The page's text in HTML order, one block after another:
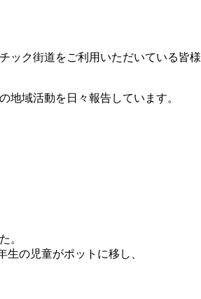
ク街道をご利用いただいている皆
地域活動を日々報告しています。
。
の児童がポットに移し、